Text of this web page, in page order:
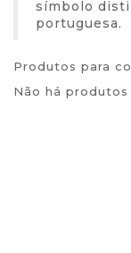
símbolo
portuguesa.
Produtos para
Não há